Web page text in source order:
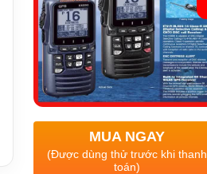
MUA NGAY
(Được dùng thử trước khi thanh
toán)